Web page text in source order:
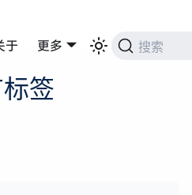
于 更多 搜索
签